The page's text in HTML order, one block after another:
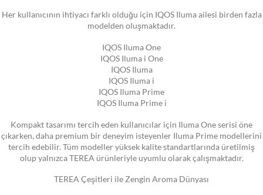
Her kullanıcının ihtiyacı farklı olduğu için IQOS Iluma ailesi birden fazla
modelden oluşmaktadır.
IQOS Iluma One
IQOS Iluma i One
IQOS Iluma
IQOS Iluma i
IQOS Iluma Prime
IQOS Iluma Prime i
Kompakt tasarımı tercih eden kullanıcılar için Iluma One serisi öne
çıkarken, daha premium bir deneyim isteyenler Iluma Prime modellerini
tercih edebilir. Tüm modeller yüksek kalite standartlarında üretilmiş
olup yalnızca TEREA ürünleriyle uyumlu olarak çalışmaktadır.
TEREA Çeşitleri ile Zengin Aroma Dünyası